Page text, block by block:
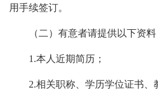
用手续签订。
（二）有意者请提供以下资料
1.本人近期简历；
2.相关职称、学历学位证书